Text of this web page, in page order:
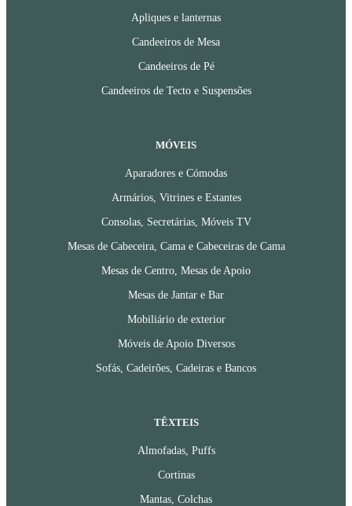
Apliques e lanternas
Candeeiros de Mesa
Candeeiros de Pé
Candeeiros de Tecto e Suspensões
MÓVEIS
Aparadores e Cómodas
Armários, Vitrines e Estantes
Consolas, Secretárias, Móveis TV
Mesas de Cabeceira, Cama e Cabeceiras de Cama
Mesas de Centro, Mesas de Apoio
Mesas de Jantar e Bar
Mobiliário de exterior
Móveis de Apoio Diversos
Sofás, Cadeirões, Cadeiras e Bancos
TÊXTEIS
Almofadas, Puffs
Cortinas
Mantas, Colchas